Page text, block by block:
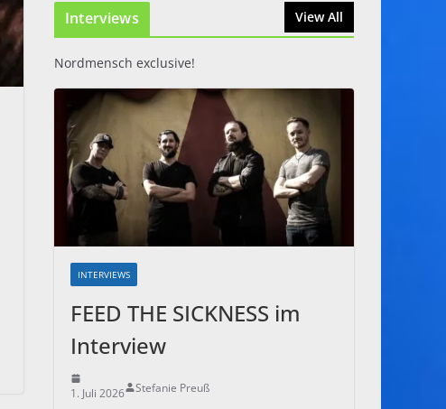
und Metal in Eystrup
Interviews View All
Nordmensch exclusive!
INTERVIEWS
FEED THE SICKNESS im
Interview
1. Juli 2026 Stefanie Preuß